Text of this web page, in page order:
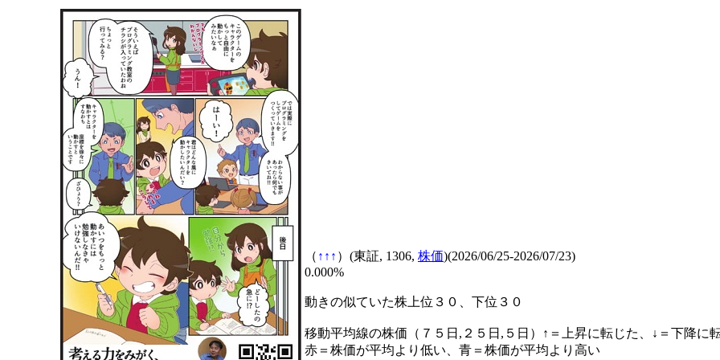
（ ↑ ↑ ↑ ）(東証, 1306, 株価)(2026/06/25-2026/07/23)
0.000%
動きの似ていた株上位３０、下位３０
移動平均線の株価（７５日,２５日,５日）↑＝上昇に転じた、↓＝下降に
赤＝株価が平均より低い、青＝株価が平均より高い